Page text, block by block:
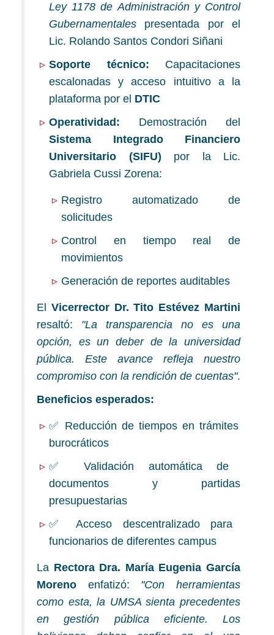
Ley 1178 de Administración y Control
Gubernamentales presentada por el
Lic. Rolando Santos Condori Siñani
Soporte técnico: Capacitaciones
escalonadas y acceso intuitivo a la
plataforma por el DTIC
Operatividad: Demostración del
Sistema Integrado Financiero
Universitario (SIFU) por la Lic.
Gabriela Cussi Zorena:
Registro automatizado de
solicitudes
Control en tiempo real de
movimientos
Generación de reportes auditables
El Vicerrector Dr. Tito Estévez Martini
resaltó: "La transparencia no es una
opción, es un deber de la universidad
pública. Este avance refleja nuestro
compromiso con la rendición de cuentas".
Beneficios esperados:
✅ Reducción de tiempos en trámites
burocráticos
✅ Validación automática de
documentos y partidas
presupuestarias
✅ Acceso descentralizado para
funcionarios de diferentes campus
La Rectora Dra. María Eugenia García
Moreno enfatizó: "Con herramientas
como esta, la UMSA sienta precedentes
en gestión pública eficiente. Los